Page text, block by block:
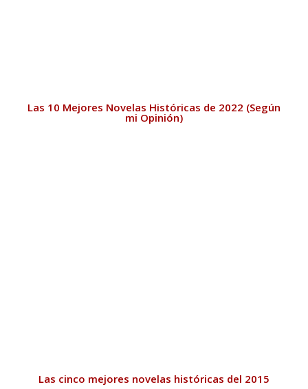
Las 10 Mejores Novelas Históricas de 2022 (Según
mi Opinión)
Las cinco mejores novelas históricas del 2015